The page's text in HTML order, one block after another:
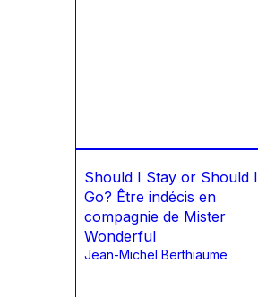
Should I Stay or Should I
Go? Être indécis en
compagnie de Mister
Wonderful
Jean-Michel Berthiaume